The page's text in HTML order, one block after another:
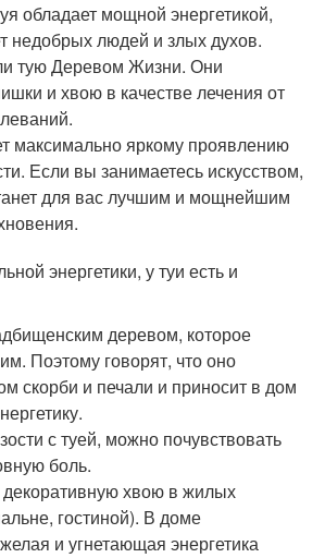
обладает мощной энергетикой,
недобрых людей и злых духов.
тую Деревом Жизни. Они
и хвою в качестве лечения от
максимально яркому проявлению
Если вы занимаетесь искусством,
для вас лучшим и мощнейшим
энергетики, у туи есть и
деревом, которое
Поэтому говорят, что оно
скорби и печали и приносит в дом
с туей, можно почувствовать
боль.
хвою в жилых
гостиной). В доме
и угнетающая энергетика